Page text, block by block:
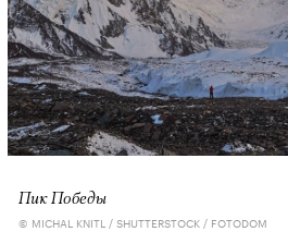
Пик Победы
© MICHAL KNITL / SHUTTERSTOCK / FOTODOM